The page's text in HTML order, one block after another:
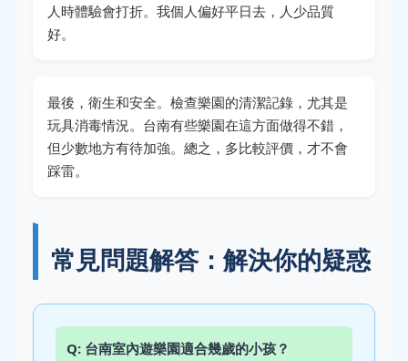
人時體驗會打折。我個人偏好平日去，人少品質
好。
最後，衛生和安全。檢查樂園的清潔記錄，尤其是
玩具消毒情況。台南有些樂園在這方面做得不錯，
但少數地方有待加強。總之，多比較評價，才不會
踩雷。
常見問題解答：解決你的疑惑
Q: 台南室內遊樂園適合幾歲的小孩？